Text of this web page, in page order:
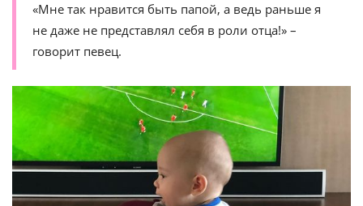
«Мне так нравится быть папой, а ведь раньше я
не даже не представлял себя в роли отца!» –
говорит певец.